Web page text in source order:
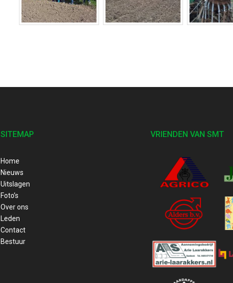
SITEMAP
Home
Nieuws
Uitslagen
Foto’s
Over ons
Leden
Contact
Bestuur
VRIENDEN VAN SMT